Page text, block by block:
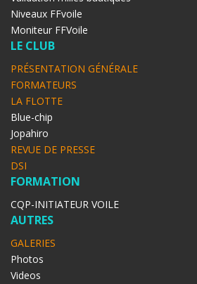
Niveaux FFvoile
Moniteur FFVoile
LE CLUB
PRÉSENTATION GÉNÉRALE
FORMATEURS
LA FLOTTE
Blue-chip
Jopahiro
REVUE DE PRESSE
DSI
FORMATION
CQP-INITIATEUR VOILE
AUTRES
GALERIES
Photos
Videos